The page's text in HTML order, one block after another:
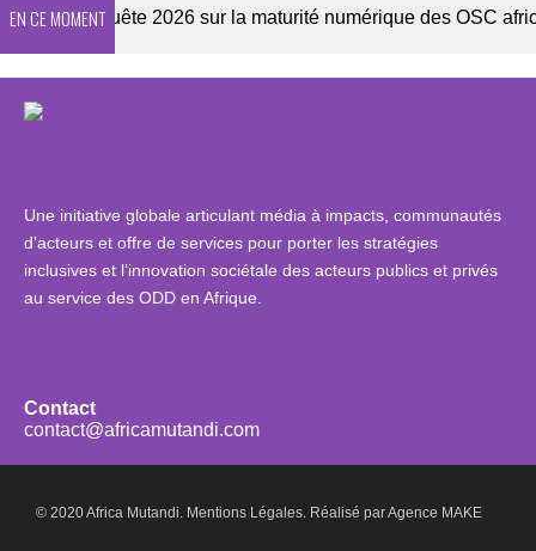
EN CE MOMENT
Enquête 2026 sur la maturité numérique des OSC
Une initiative globale articulant média à impacts, communautés
d’acteurs et offre de services pour porter les stratégies
inclusives et l’innovation sociétale des acteurs publics et privés
au service des ODD en Afrique.
Contact
contact@africamutandi.com
© 2020 Africa Mutandi. Mentions Légales. Réalisé parAgence MAKE